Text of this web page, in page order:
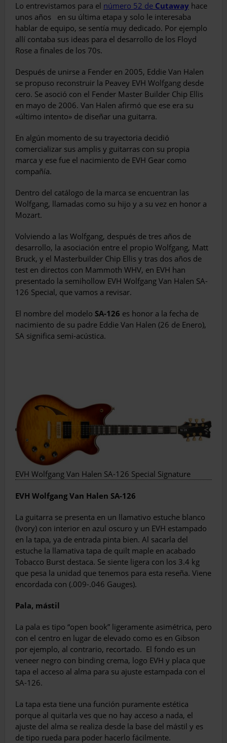
Lo entrevistamos para el número 52 de Cutaway hace
unos años
en su última etapa y solo le interesaba
hablar de equipo, se sentía muy dedicado. Por ejemplo
allí contaba sus ideas para el desarrollo de los Floyd
Rose a finales de los 70s.
Después de unirse a Fender en 2005, Eddie Van Halen
se propuso reconstruir la Peavey EVH Wolfgang desde
cero. Se asoció con el Fender Master Builder Chip Ellis
en mayo de 2006. Van Halen afirmó que ese era su
«último intento» de diseñar una guitarra.
En algún momento de su trayectoria decidió
comercializar sus amplis y guitarras con su propia
marca y ese fue el nacimiento de EVH Gear como
compañía.
Dentro del catálogo de la marca se encuentran las
Wolfgang, llamadas como su hijo y a su vez en honor a
Mozart.
Volviendo a las Wolfgang, después de tres años de
desarrollo, la asociación entre el propio Wolfgang, Matt
Bruck, y el Masterbuilder Chip Ellis y tras dos años de
test en directos con Mammoth WHV, en EVH han
presentado la semihollow EVH Wolfgang Van Halen SA-
126 Special, que vamos a revisar.
El nombre del modelo SA-126 es honor a la fecha de
nacimiento de su padre Eddie Van Halen (26 de Enero),
SA significa semi-acústica.
EVH Wolfgang Van Halen SA-126 Special Signature
EVH Wolfgang Van Halen SA-126
La guitarra se presenta en un llamativo estuche blanco
(Ivory) con interior en azul oscuro y un EVH estampado
en la tapa, ya de entrada pinta bien. Al sacarla del
estuche la llamativa tapa de quilt maple en acabado
Tobacco Burst destaca. Se siente ligera con los 3.4 kg
que pesa la unidad que tenemos para esta reseña. Viene
encordada con (.009-.046 Gauges).
Pala, mástil
La pala es tipo “open book” ligeramente asimétrica, pero
con el centro en lugar de elevado como es en Gibson
por ejemplo, al contrario, recortado. El fondo es un
veneer negro con binding crema, logo EVH y placa que
tapa el acceso al alma para su ajuste estampada con el
SA-126.
La tapa esta tiene una función puramente estética
porque al quitarla ves que no hay acceso a nada, el
ajuste del alma se realiza desde la base del mástil y es
de tipo rueda para poder hacerlo fácilmente.